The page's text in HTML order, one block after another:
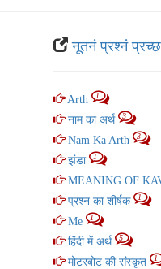
नूतनं प्रश्नं
Arth 1
नाम का अर्थ 3
Nam Ka Arth 3
झंडा 1
MEANING OF
प्रश्न का शीर्षक 1
Me 1
हिंदी में अर्थ 5
मोटरबोट की संस्कृत 1